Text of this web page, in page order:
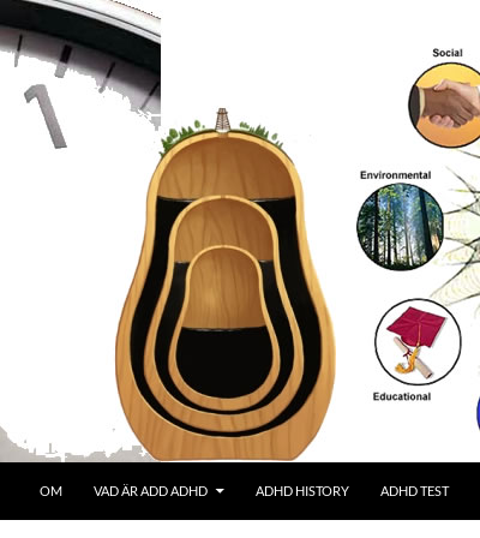
OM VAD ÄR ADD ADHD ADHD HISTORY ADHD TEST